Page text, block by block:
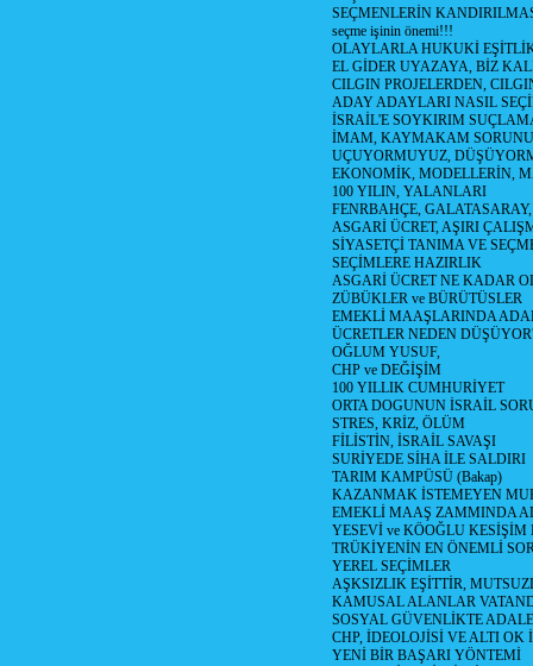
SEÇMENLERİN
seçme işinin önemi!!!
OLAYLARLA HUKUKİ
EL GİDER UYAZAYA, BİZ
CILGIN PROJELERDEN,
ADAY ADAYLARI NASIL
İSRAİL'E SOYKIRIM
İMAM, KAYMAKAM SORUNU
UÇUYORMUYUZ,
EKONOMİK, MODELLERİN,
100 YILIN, YALANLARI
FENRBAHÇE,
ASGARİ ÜCRET, AŞIRI
SİYASETÇİ TANIMA VE
SEÇİMLERE HAZIRLIK
ASGARİ ÜCRET NE KADAR
ZÜBÜKLER ve BÜRÜTÜSLER
EMEKLİ MAAŞLARINDA
ÜCRETLER NEDEN
OĞLUM YUSUF,
CHP ve DEĞİŞİM
100 YILLIK CUMHURİYET
ORTA DOGUNUN İSRAİL
STRES, KRİZ, ÖLÜM
FİLİSTİN, İSRAİL SAVAŞI
SURİYEDE SİHA İLE SALDIRI
TARIM KAMPÜSÜ (Bakap)
KAZANMAK İSTEMEYEN
EMEKLİ MAAŞ ZAMMINDA
YESEVİ ve KÖOĞLU
TRÜKİYENİN EN ÖNEMLİ
YEREL SEÇİMLER
AŞKSIZLIK EŞİTTİR,
KAMUSAL ALANLAR
SOSYAL GÜVENLİKTE
CHP, İDEOLOJİSİ VE ALTI OK
YENİ BİR BAŞARI YÖNTEMİ